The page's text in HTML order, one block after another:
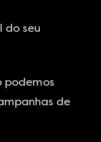
do seu
podemos
de